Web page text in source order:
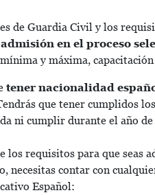
de Guardia Civil y los
en el proceso
y máxima,
tener nacionalidad
que tener cumplidos los
ni cumplir durante el año
los requisitos para que seas
necesitas contar con
Español: